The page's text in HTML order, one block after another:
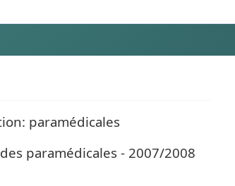
paramédicales
paramédicales - 2007/2008